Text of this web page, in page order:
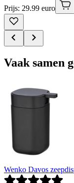
Prijs: 29.99 euro
Vaak samen
Wenko Davos